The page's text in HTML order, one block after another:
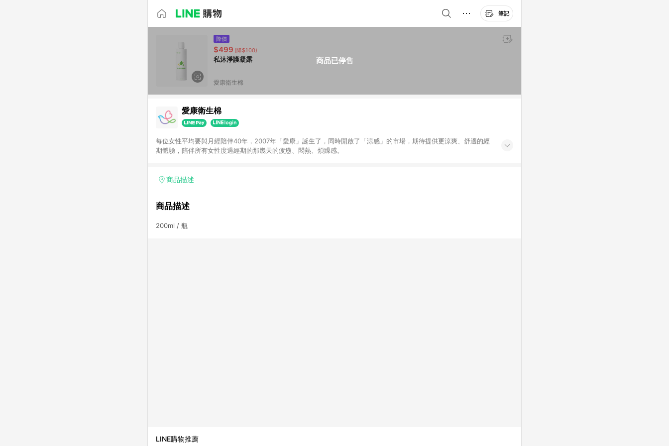
筆記
商品已停售
降價
$499 (降$100)
私沐淨護凝露
愛康衛生棉
愛康衛生棉
每位女性平均要與月經陪伴40年，2007年「愛康」誕生了，同時開啟了「涼感」的市場，期待提供更涼爽、舒適的經
期體驗，陪伴所有女性度過經期的那幾天的疲憊、悶熱、煩躁感。
商品描述
商品描述
200ml / 瓶
LINE購物推薦